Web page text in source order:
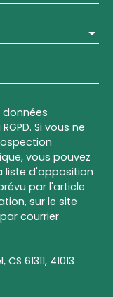
Si vous ne
vous pouvez
liste d'opposition
par l'article
sur le site
courrier
61311, 41013